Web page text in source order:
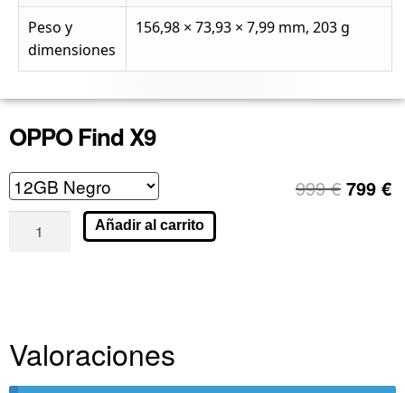
Peso y
dimensiones
156,98 × 73,93 × 7,99 mm, 203 g
OPPO Find X9
999€ 799 €
Añadir al carrito
Valoraciones